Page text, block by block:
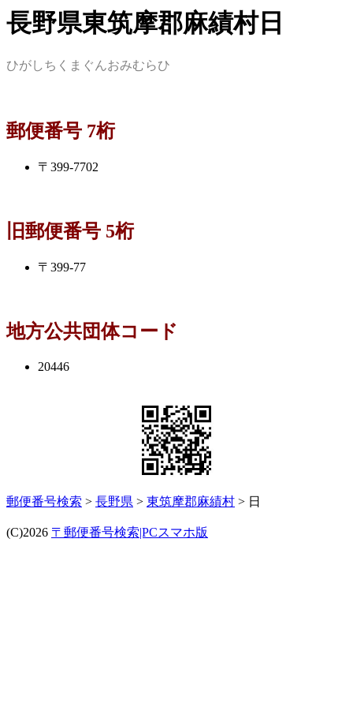
長野県東筑摩郡麻績村日
ひがしちくまぐんおみむらひ
郵便番号 7桁
〒399-7702
旧郵便番号 5桁
〒399-77
地方公共団体コード
20446
郵便番号検索 > 長野県 > 東筑摩郡麻績村 > 日
(C)2026 〒郵便番号検索|PCスマホ版